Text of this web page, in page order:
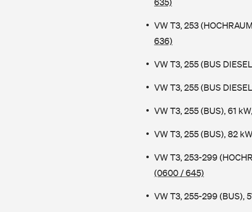
635)
VW T3, 253
636)
VW T3, 255 (BUS
VW T3, 255 (BUS
VW T3, 255 (BUS), 61
VW T3, 255 (BUS), 82
VW T3, 253-299
(0600 / 645)
VW T3, 255-299 (BUS),